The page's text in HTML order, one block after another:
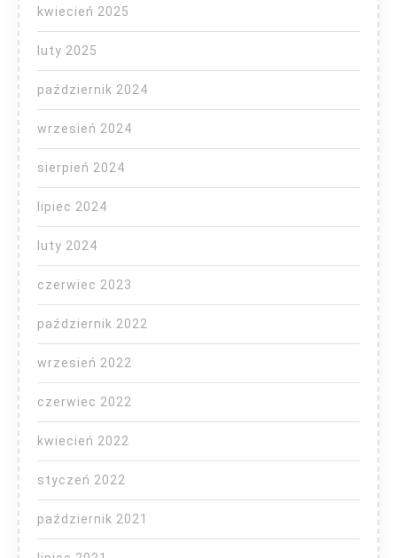
kwiecień 2025
luty 2025
październik 2024
wrzesień 2024
sierpień 2024
lipiec 2024
luty 2024
czerwiec 2023
październik 2022
wrzesień 2022
czerwiec 2022
kwiecień 2022
styczeń 2022
październik 2021